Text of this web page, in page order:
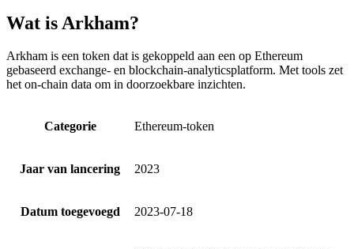
Wat is Arkham?
Arkham is een token dat is gekoppeld aan een op Ethereum
gebaseerd exchange- en blockchain-analyticsplatform. Met tools zet
het on-chain data om in doorzoekbare inzichten.
Categorie Ethereum-token
Jaar van lancering 2023
Datum toegevoegd 2023-07-18